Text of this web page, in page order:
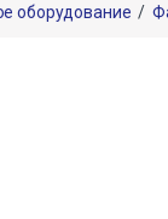
оборудование /